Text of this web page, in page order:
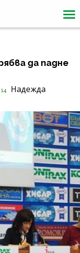
да падне
14
Надежда